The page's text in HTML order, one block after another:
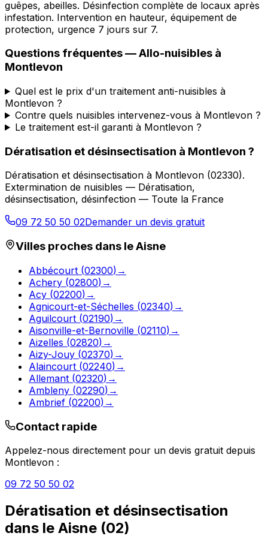
guêpes, abeilles. Désinfection complète de locaux après
infestation. Intervention en hauteur, équipement de
protection, urgence 7 jours sur 7.
Questions fréquentes —Allo-nuisibles à
Montlevon
Quel est le prix d'un traitement anti-nuisibles à
Montlevon ?
Contre quels nuisibles intervenez-vous à Montlevon ?
Le traitement est-il garanti à Montlevon ?
Dératisation et désinsectisation à Montlevon ?
Dératisation et désinsectisation à Montlevon (02330).
Extermination de nuisibles — Dératisation,
désinsectisation, désinfection — Toute la France
09 72 50 50 02Demander un devis gratuit
Villes proches dans leAisne
Abbécourt (02300) →
Achery (02800) →
Acy (02200) →
Agnicourt-et-Séchelles (02340) →
Aguilcourt (02190) →
Aisonville-et-Bernoville (02110) →
Aizelles (02820) →
Aizy-Jouy (02370) →
Alaincourt (02240) →
Allemant (02320) →
Ambleny (02290) →
Ambrief (02200) →
Contact rapide
Appelez-nous directement pour un devis gratuit depuis
Montlevon :
09 72 50 50 02
Dératisation et désinsectisation
dans le Aisne (02)